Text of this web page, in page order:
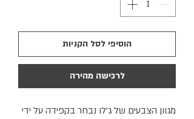
הוסיפי לסל הקניות
לרכישה מהירה
מגוון הצבעים של ג'לו נבחר בקפידה על ידי